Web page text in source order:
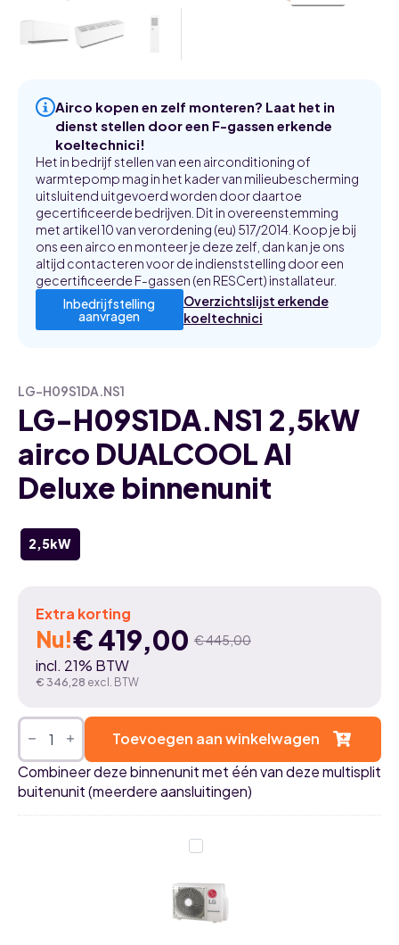
Airco kopen en zelf monteren? Laat het in
dienst stellen door een F-gassen erkende
koeltechnici!
Het in bedrijf stellen van een airconditioning of
warmtepomp mag in het kader van milieubescherming
uitsluitend uitgevoerd worden door daartoe
gecertificeerde bedrijven. Dit in overeenstemming
met artikel 10 van verordening (eu) 517/2014. Koop je bij
ons een airco en monteer je deze zelf, dan kan je ons
altijd contacteren voor de indienststelling door een
gecertificeerde F-gassen (en RESCert) installateur.
Inbedrijfstelling
aanvragen
Overzichtslijst erkende
koeltechnici
LG-H09S1DA.NS1
LG-H09S1DA.NS1 2,5kW
airco DUALCOOL AI
Deluxe binnenunit
2,5kW
Extra korting
Nu! €445,00
Oorspronkelijke
prijs
was:
€ 445,00.
€419,00
Huidige
prijs
is:
€ 419,00.
incl. 21% BTW
€ 346,28 excl. BTW
LG-
H09S1DA.NS1
2,5kW
airco
DUALCOOL
AI
binnenunit
Toevoegen aan winkelwagen
Combineer deze binnenunit met één van deze multisplit
buitenunit (meerdere aansluitingen)
LG
MU2R15.U18
4,1kW
-
Multi